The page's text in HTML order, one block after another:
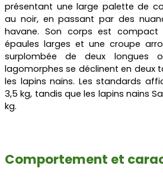
présentant une large palette de
au noir, en passant par des
havane. Son corps est
épaules larges et une croupe
surplombée de deux longues
lagomorphes se déclinent en deux
les lapins nains. Les standards
3,5 kg, tandis que les lapins nains
kg.
Comportement et